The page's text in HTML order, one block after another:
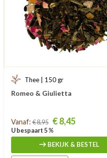
Thee | 150 gr
Romeo & Giulietta
Prijs
Vanaf: € 8,95 € 8,45
U bespaart 5 %
BEKIJK & BESTEL